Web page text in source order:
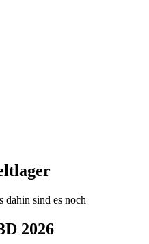
dahin sind es noch
2026